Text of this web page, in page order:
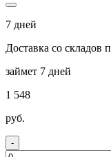
7 дней
Доставка со складов
займет 7 дней
1 548
руб.
-